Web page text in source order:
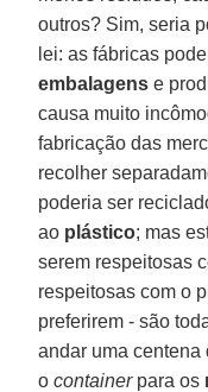
outros? Sim, seria
lei: as fábricas
embalagens e
causa muito
fabricação das
recolher
poderia ser
ao plástico; mas
serem respeitosas
respeitosas com o
preferirem - são
andar uma centena
ocontainerpara os